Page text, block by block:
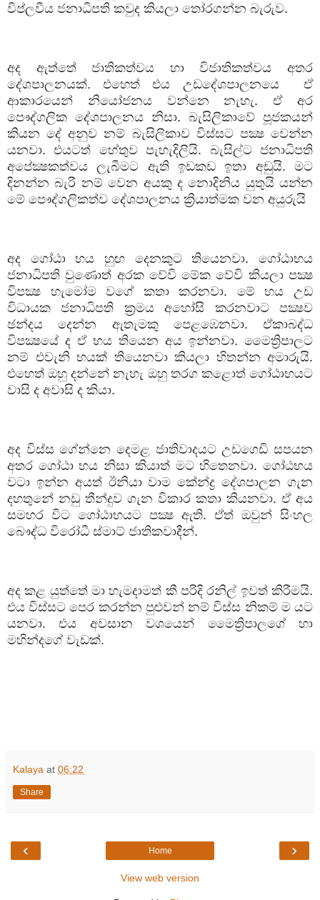
විප්ලවීය ජනාධිපති කවුද කියලා තෝරගන්න බැරුව.
අද ඇත්තේ ජාතිකත්වය හා විජාතිකත්වය අතර
දේශපාලනයක්. එහෙත් එය උඩදේශපාලනයෙ
ඒ
ආකාරයෙන් නියෝජනය වන්නෙ නැහැ. ඒ අර
පෞද්ගලික දේශපාලනය නිසා. බැසිලිකාවේ පූජකයන්
කියන දේ අනුව නම් බැසිලිකාව විස්සට පක්‍ෂ වෙන්න
යනවා. එයටත් හේතුව පැහැදිලියි. බැසිල්ට ජනාධිපති
අපේක්‍ෂකත්වය ලැබීමට ඇති ඉඩකඩ ඉතා අඩුයි. මට
දිනන්න බැරි නම් වෙන අයකු ද නොදිනිය යුතුයි යන්න
මේ පෞද්ගලිකත්ව දේශපාලනය ක්‍රියාත්මක වන අයුරුයි
අද ගෝඨා භය හුඟ දෙනකුට තියෙනවා. ගෝඨාභය
ජනාධිපති වුණොත් අරක වේවි මේක වේවි කියලා පක්‍ෂ
විපක්‍ෂ හැමෝම වගේ කතා කරනවා. මේ භය උඩ
විධායක ජනාධිපති ක්‍රමය අහෝසි කරනවාට පක්‍ෂව
ඡන්දය දෙන්න ඇතැමකු පෙළඹෙනවා. ඒකාබද්ධ
විපක්‍ෂයේ ද ඒ භය තියෙන අය ඉන්නවා. මෛත්‍රිපාලට
නම් එවැනි භයක් තියෙනවා කියලා හිතන්න අමාරුයි.
එහෙත් ඔහු දන්නේ නැහැ ඔහු තරග කළොත් ගෝඨාභයට
වාසි ද අවාසි ද කියා.
අද විස්ස ගේන්නෙ දෙමළ ජාතිවාදයට උඩගෙඩි සපයන
අතර ගෝඨා භය නිසා කියාත් මට හිතෙනවා. ගෝඨභය
වටා ඉන්න අයත් ඊනියා වාම කේන්ද්‍ර දේශපාලන ගැන
දහතුනේ නඩු තීන්දුව ගැන විකාර කතා කියනවා. ඒ අය
සමහර විට ගෝඨාභයට පක්‍ෂ ඇති. ඒත් ඔවුන් සිංහල
බෞද්ධ විරෝධී ස්මාට් ජාතිකවාදීන්.
අද කළ යුත්තේ මා හැමදාමත් කී පරිදි රනිල් ඉවත් කිරීමයි.
එය විස්සට පෙර කරන්න පුළුවන් නම් විස්ස නිකම් ම යට
යනවා. එය අවසාන වශයෙන් මෛත්‍රිපාලගේ හා
මහින්දගේ වැඩක්.
Kalaya at 06:22
Share
‹ ›
Home
View web version